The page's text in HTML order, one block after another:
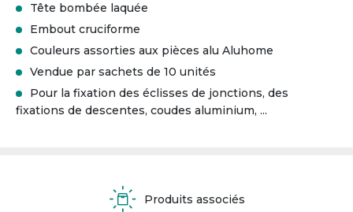
Tête bombée laquée
Embout cruciforme
Couleurs assorties aux pièces alu Aluhome
Vendue par sachets de 10 unités
Pour la fixation des éclisses de jonctions, des
fixations de descentes, coudes aluminium, ...
Produits associés